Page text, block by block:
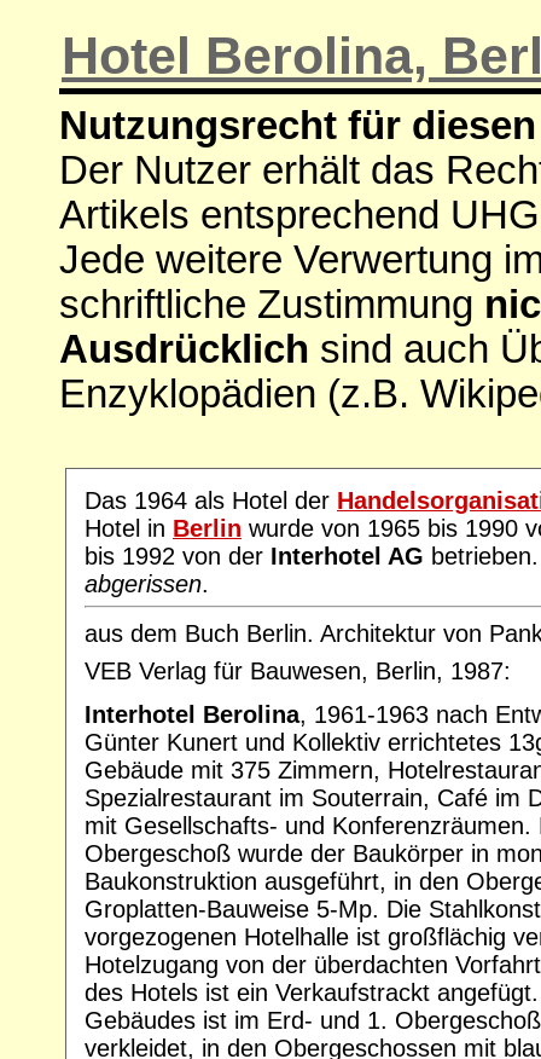
Hotel Berolina,
Nutzungsrecht für
Der Nutzer erhält das
Artikels entsprechend
Jede weitere Verwertung
schriftliche Zustimmung
Ausdrücklich sind auch
Enzyklopädien (z.B.
Das 1964 als Hotel der
Hotel in Berlin wurde von 1965 bis 1990
bis 1992 von der Interhotel AG
abgerissen.
aus dem Buch Berlin. Architektur von
VEB Verlag für Bauwesen, Berlin, 1987:
Interhotel Berolina, 1961-1963 nach
Günter Kunert und Kollektiv errichtetes
Gebäude mit 375 Zimmern,
Spezialrestaurant im Souterrain, Café im
mit Gesellschafts- und Konferenzräumen.
Obergeschoß wurde der Baukörper in
Baukonstruktion ausgeführt, in den
Groplatten-Bauweise 5-Mp. Die
vorgezogenen Hotelhalle ist großflächig
Hotelzugang von der überdachten
des Hotels ist ein Verkaufstrackt
Gebäudes ist im Erd- und 1.
verkleidet, in den Obergeschossen mit